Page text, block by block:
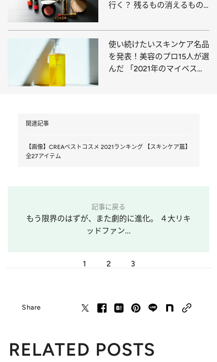
行く？ 残るもの消えるもの
使い続けたいスキンケア名品
を発表！美容のプロ15人が選
んだ 「2021年のマイベスト
関連記事
【画像】CREAベストコスメ 2021ランキング 【スキンケア篇】
全27アイテム
記事に戻る
もう限界のはずが、また劇的に進化。 ４大リキ
ッドファン...
1 2 3
Share
RELATED POSTS